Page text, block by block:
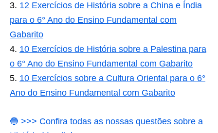
12 Exercícios de História sobre a China e Índia
para o 6° Ano do Ensino Fundamental com
Gabarito
10 Exercícios de História sobre a Palestina para
o 6° Ano do Ensino Fundamental com Gabarito
10 Exercícios sobre a Cultura Oriental para o 6°
Ano do Ensino Fundamental com Gabarito
🔵 >>> Confira todas as nossas questões sobre a